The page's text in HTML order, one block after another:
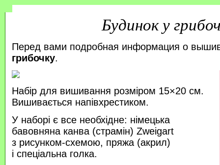
Будинок у
Перед вами подробная информация о
грибочку.
Набір для вишивання розміром 15×20 см.
Вишивається напівхрестиком.
У наборі є все необхідне: німецька
бавовняна канва (страмін) Zweigart
з рисунком-схемою, пряжа (акрил)
і спеціальна голка.